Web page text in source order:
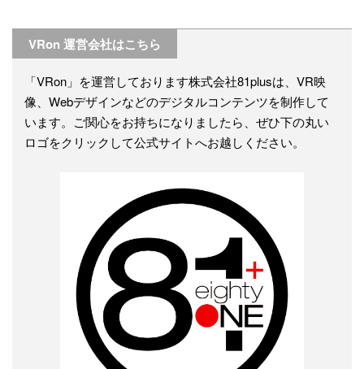
VRon 運営会社はこちら
「VRon」を運営しております株式会社81plusは、VR映
像、Webデザインなどのデジタルコンテンツを制作して
います。ご関心をお持ちになりましたら、ぜひ下の丸い
ロゴをクリックして公式サイトへお越しください。